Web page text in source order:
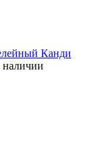
Канди
наличии